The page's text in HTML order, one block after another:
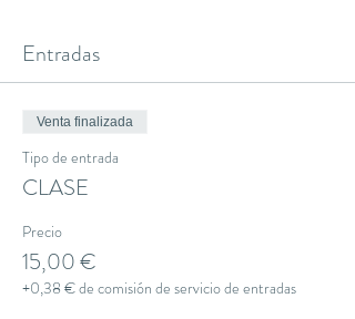
Entradas
Venta finalizada
Tipo de entrada
CLASE
Precio
15,00 €
+0,38 € de comisión de servicio de entradas